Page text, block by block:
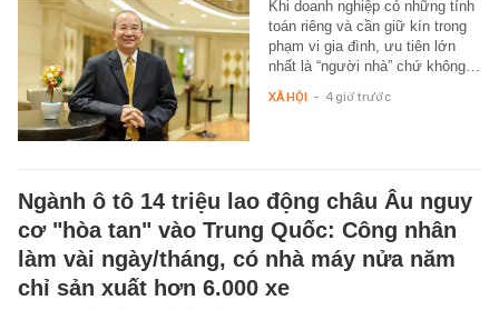
Khi doanh nghiệp có những tính
toán riêng và cần giữ kín trong
phạm vi gia đình, ưu tiên lớn
nhất là “người nhà” chứ không…
XÃ HỘI - 4 giờ trước
Ngành ô tô 14 triệu lao động châu Âu nguy
cơ "hòa tan" vào Trung Quốc: Công nhân
làm vài ngày/tháng, có nhà máy nửa năm
chỉ sản xuất hơn 6.000 xe